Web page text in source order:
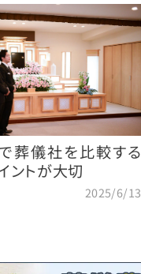
葬儀社を比較する
ントが大切
2025/6/13